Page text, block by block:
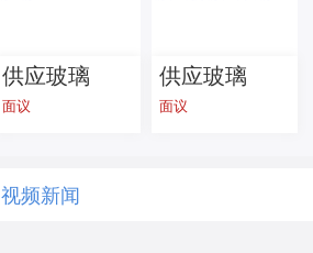
供应玻璃
瓶，橄榄油
面议
供应玻璃
瓶，酱菜
面议
视频新闻